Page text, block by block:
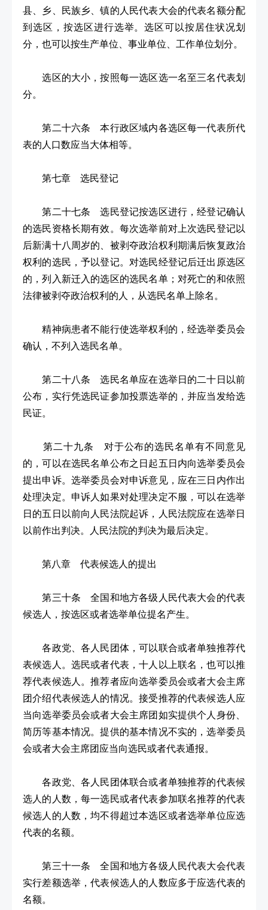
县、乡、民族乡、镇的人民代表大会的代表名额分配
到选区，按选区进行选举。选区可以按居住状况划
分，也可以按生产单位、事业单位、工作单位划分。
选区的大小，按照每一选区选一名至三名代表划
分。
第二十六条 本行政区域内各选区每一代表所代
表的人口数应当大体相等。
第七章 选民登记
第二十七条 选民登记按选区进行，经登记确认
的选民资格长期有效。每次选举前对上次选民登记以
后新满十八周岁的、被剥夺政治权利期满后恢复政治
权利的选民，予以登记。对选民经登记后迁出原选区
的，列入新迁入的选区的选民名单；对死亡的和依照
法律被剥夺政治权利的人，从选民名单上除名。
精神病患者不能行使选举权利的，经选举委员会
确认，不列入选民名单。
第二十八条 选民名单应在选举日的二十日以前
公布，实行凭选民证参加投票选举的，并应当发给选
民证。
第二十九条 对于公布的选民名单有不同意见
的，可以在选民名单公布之日起五日内向选举委员会
提出申诉。选举委员会对申诉意见，应在三日内作出
处理决定。申诉人如果对处理决定不服，可以在选举
日的五日以前向人民法院起诉，人民法院应在选举日
以前作出判决。人民法院的判决为最后决定。
第八章 代表候选人的提出
第三十条 全国和地方各级人民代表大会的代表
候选人，按选区或者选举单位提名产生。
各政党、各人民团体，可以联合或者单独推荐代
表候选人。选民或者代表，十人以上联名，也可以推
荐代表候选人。推荐者应向选举委员会或者大会主席
团介绍代表候选人的情况。接受推荐的代表候选人应
当向选举委员会或者大会主席团如实提供个人身份、
简历等基本情况。提供的基本情况不实的，选举委员
会或者大会主席团应当向选民或者代表通报。
各政党、各人民团体联合或者单独推荐的代表候
选人的人数，每一选民或者代表参加联名推荐的代表
候选人的人数，均不得超过本选区或者选举单位应选
代表的名额。
第三十一条 全国和地方各级人民代表大会代表
实行差额选举，代表候选人的人数应多于应选代表的
名额。